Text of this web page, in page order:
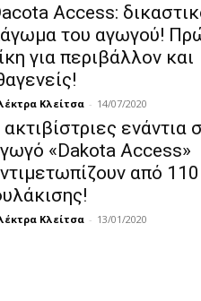
Access:
του αγωγού!
για περιβάλλον και
Κλείτσα - 14/07/2020
ακτιβίστριες ενάντια
«Dakota Access»
από
Κλείτσα - 13/01/2020